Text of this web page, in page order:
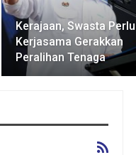
Kerajaan, Swasta Perlu
Kerjasama Gerakkan
Peralihan Tenaga